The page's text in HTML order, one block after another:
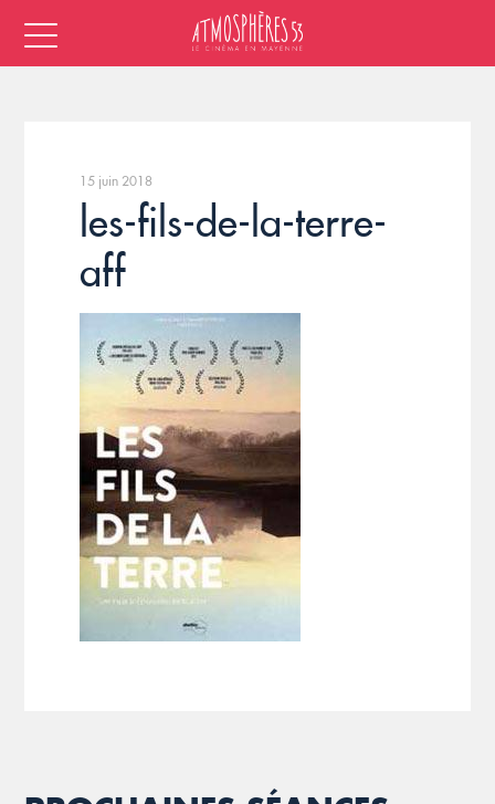
15 juin 2018
les-fils-de-la-terre-
aff